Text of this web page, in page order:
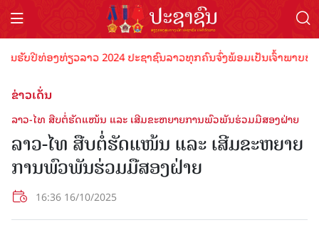
ອງທ່ຽວລາວ 2024 ປະຊາຊົນລາວທຸກຄົນຈົ່ງພ້ອມເປັນເຈົ້າພາບທີ່ດີ ຕ້ອ
ຂ່າວເດັ່ນ
ລາວ-ໄທ ສືບຕໍ່ຮັດແໜ້ນ ແລະ ເສີມຂະຫຍາຍການພົວພັນຮ່ວມມືສອງຝ່າຍ
ລາວ-ໄທ ສືບຕໍ່ຮັດແໜ້ນ ແລະ ເສີມຂະຫຍາຍ
ການພົວພັນຮ່ວມມືສອງຝ່າຍ
16:36 16/10/2025